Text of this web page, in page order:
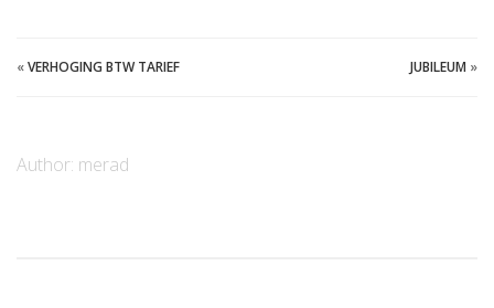
«VERHOGING BTW TARIEF JUBILEUM »
Author: merad